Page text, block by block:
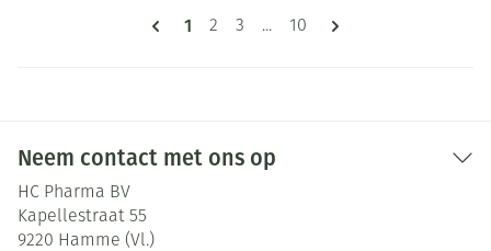
Pagina's
U lees momenteel pagina
1 Pagina
2 Pagina
3 ... Pagina
10
Neem contact met ons op
HC Pharma BV
Kapellestraat 55
9220 Hamme (Vl.)